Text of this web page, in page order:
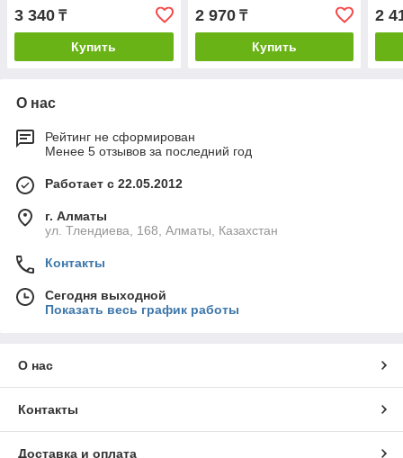
3 340 ₸
Купить
2 970₸
Купить
2
О нас
Рейтинг не сформирован
Менее 5 отзывов за последний год
Работает с 22.05.2012
г. Алматы
ул. Тлендиева, 168, Алматы, Казахстан
Контакты
Сегодня выходной
Показать весь график работы
О нас
Контакты
Доставка и оплата